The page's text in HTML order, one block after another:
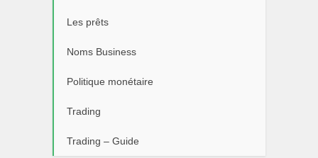
Les prêts
Noms Business
Politique monétaire
Trading
Trading – Guide